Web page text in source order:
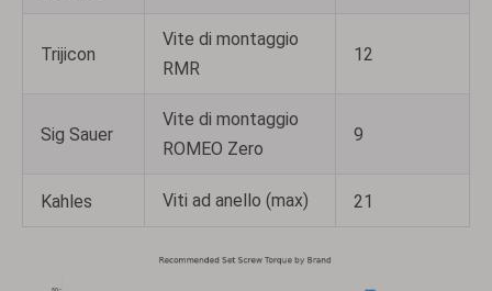
Trijicon
Vite di montaggio
RMR
12
Sig Sauer
Vite di montaggio
ROMEO Zero
9
Kahles Viti ad anello (max) 21